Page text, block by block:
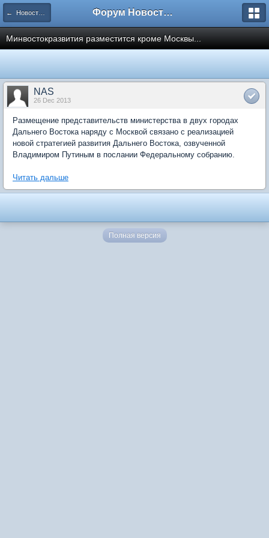
← Новости рынка недвижимости Форум Новостройки
Минвостокразвития разместится кроме Москвы...
NAS
26 Dec 2013
Размещение представительств министерства в двух городах
Дальнего Востока наряду с Москвой связано с реализацией
новой стратегией развития Дальнего Востока, озвученной
Владимиром Путиным в послании Федеральному собранию.
Читать дальше
Полная версия